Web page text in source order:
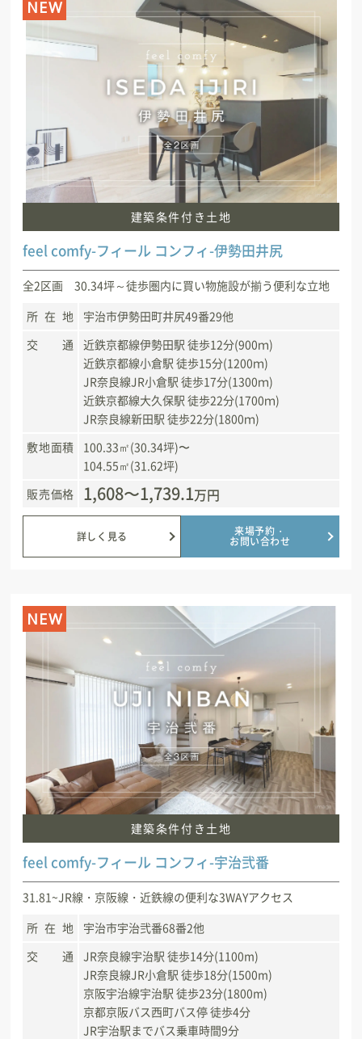
NEW
建築条件付き土地
feel comfy-フィール コンフィ-伊勢田井尻
全2区画 30.34坪～徒歩圏内に買い物施設が揃う便利な立地
所在地
宇治市伊勢田町井尻49番29他
交通
近鉄京都線伊勢田駅 徒歩12分(900ｍ)
近鉄京都線小倉駅 徒歩15分(1200ｍ)
JR奈良線JR小倉駅 徒歩17分(1300ｍ)
近鉄京都線大久保駅 徒歩22分(1700ｍ)
JR奈良線新田駅 徒歩22分(1800ｍ)
敷地面積
100.33㎡(30.34坪)〜
104.55㎡(31.62坪)
販売価格
1,608〜1,739.1万円
詳しく見る 来場予約・
お問い合わせ
NEW
建築条件付き土地
feel comfy-フィール コンフィ-宇治弐番
31.81~JR線・京阪線・近鉄線の便利な3WAYアクセス
所在地
宇治市宇治弐番68番2他
交通
JR奈良線宇治駅 徒歩14分(1100m)
JR奈良線JR小倉駅 徒歩18分(1500m)
京阪宇治線宇治駅 徒歩23分(1800m)
京都京阪バス西町バス停 徒歩4分
JR宇治駅までバス乗車時間9分